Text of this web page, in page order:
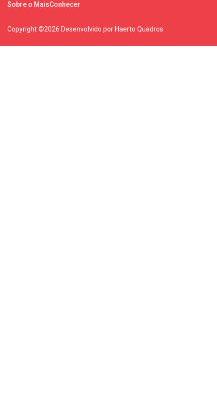
Sobre o MaisConhecer
Copyright ©2026 Desenvolvido por Haerto Quadros